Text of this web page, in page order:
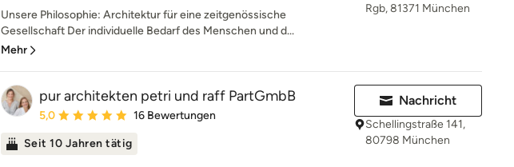
Unsere Philosophie: Architektur für eine zeitgenössische
Gesellschaft Der individuelle Bedarf des Menschen und d...
Mehr
Rgb, 81371 München
pur architekten petri und raff PartGmbB
Durchschnittliche Bewertung: 5 von 5 Sternen
5,0 16 Bewertungen
Seit 10 Jahren tätig
Nachricht
Schellingstraße 141,
80798 München